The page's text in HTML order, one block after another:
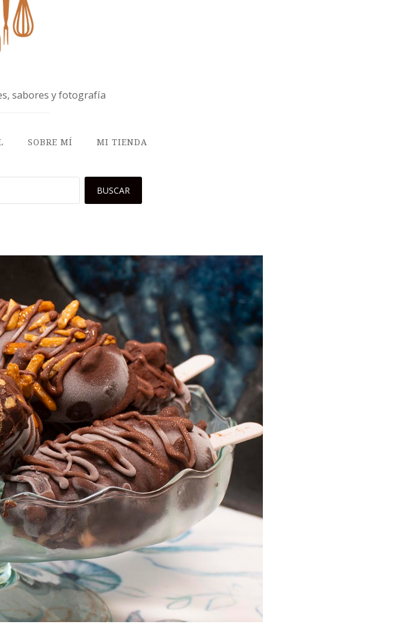
sabores y fotografía
SOBRE MÍ MI TIENDA